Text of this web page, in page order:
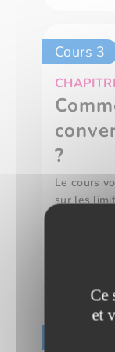
Cours 3
?
Le cours
sur les
cours
trouver la
Ce
et